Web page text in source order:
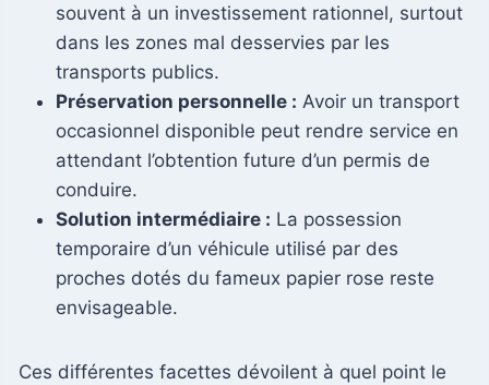
souvent à un investissement rationnel, surtout
dans les zones mal desservies par les
transports publics.
Préservation personnelle : Avoir un transport
occasionnel disponible peut rendre service en
attendant l’obtention future d’un permis de
conduire.
Solution intermédiaire : La possession
temporaire d’un véhicule utilisé par des
proches dotés du fameux papier rose reste
envisageable.
Ces différentes facettes dévoilent à quel point le